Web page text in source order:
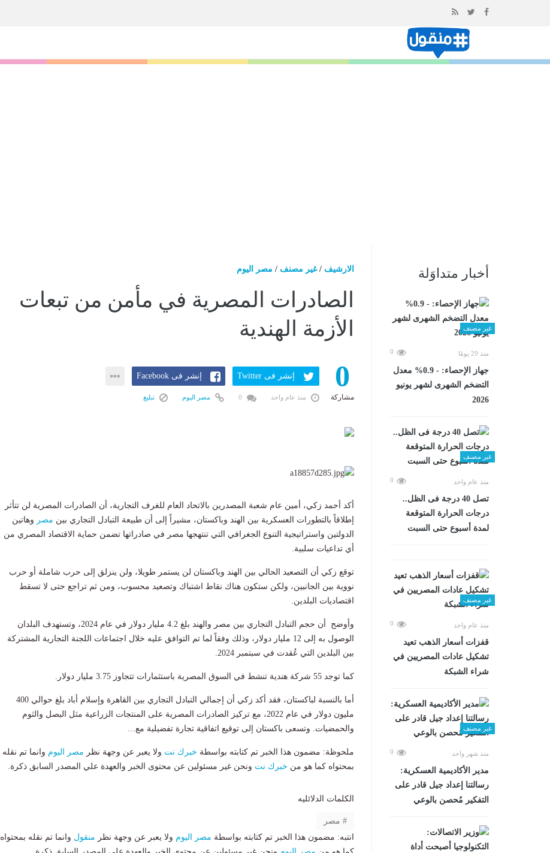
المحتوى
أخبار متداوَلة
غير مصنف
منذ 29 يومًا 0
جهاز الإحصاء: - 0.9% معدل
التضخم الشهرى لشهر يونيو
2026
غير مصنف
منذ عام واحد 0
تصل 40 درجة فى الظل..
درجات الحرارة المتوقعة
لمدة أسبوع حتى السبت
غير مصنف
منذ عام واحد 0
قفزات أسعار الذهب تعيد
تشكيل عادات المصريين في
شراء الشبكة
غير مصنف
منذ شهر واحد 0
مدير الأكاديمية العسكرية:
رسالتنا إعداد جيل قادر على
التفكير مُحصن بالوعي
الارشيف /غير مصنف / مصر اليوم
الصادرات المصرية في مأمن من تبعات
الأزمة الهندية
0
مشاركة
إنشر فى Twitter إنشر فى Facebook
منذ عام واحد مصر اليوم تبليغ
أكد أحمد زكي، أمين عام شعبة المصدرين بالاتحاد العام للغرف التجارية، أن الصادرات المصرية لن تتأثر
إطلاقاً بالتطورات العسكرية بين الهند وباكستان، مشيراً إلى أن طبيعة التبادل التجاري بين مصر وهاتين
الدولتين واستراتيجية التنوع الجغرافي التي تنتهجها مصر في صادراتها تضمن حماية الاقتصاد المصري من
أي تداعيات سلبية.
توقع زكي أن التصعيد الحالي بين الهند وباكستان لن يستمر طويلا، ولن ينزلق إلى حرب شاملة أو حرب
نووية بين الجانبين، ولكن ستكون هناك نقاط اشتباك وتصعيد محسوب، ومن ثم تراجع حتى لا تسقط
اقتصاديات البلدين.
وأوضح أن حجم التبادل التجاري بين مصر والهند بلغ 4.2 مليار دولار في عام 2024، وتستهدف البلدان
الوصول به إلى 12 مليار دولار، وذلك وفقاً لما تم التوافق عليه خلال اجتماعات اللجنة التجارية المشتركة
بين البلدين التي عُقدت في سبتمبر 2024.
كما توجد 55 شركة هندية تنشط في السوق المصرية باستثمارات تتجاوز 3.75 مليار دولار.
أما بالنسبة لباكستان، فقد أكد زكي أن إجمالي التبادل التجاري بين القاهرة وإسلام أباد بلغ حوالي 400
مليون دولار في عام 2022، مع تركيز الصادرات المصرية على المنتجات الزراعية مثل البصل والثوم
والحمضيات. وتسعى باكستان إلى توقيع اتفاقية تجارة تفضيلية مع…
ملحوظة: مضمون هذا الخبر تم كتابته بواسطة خبرك نت ولا يعبر عن وجهة نظر مصر اليوم وانما تم نقله
بمحتواه كما هو من خبرك نت ونحن غير مسئولين عن محتوى الخبر والعهدة علي المصدر السابق ذكرة.
الكلمات الدلائليه
مصر
انتبه: مضمون هذا الخبر تم كتابته بواسطة مصر اليوم ولا يعبر عن وجهة نظر منقول وانما تم نقله بمحتواه